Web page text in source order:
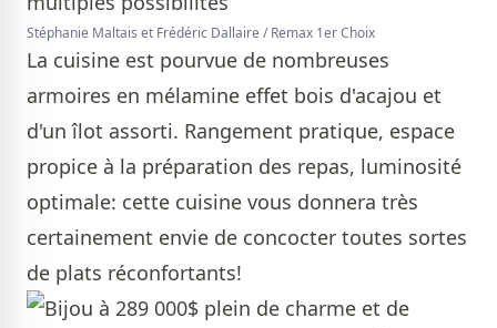
Stéphanie Maltais et Frédéric Dallaire / Remax 1er Choix
La cuisine est pourvue de nombreuses
armoires en mélamine effet bois d'acajou et
d'un îlot assorti. Rangement pratique, espace
propice à la préparation des repas, luminosité
optimale: cette cuisine vous donnera très
certainement envie de concocter toutes sortes
de plats réconfortants!